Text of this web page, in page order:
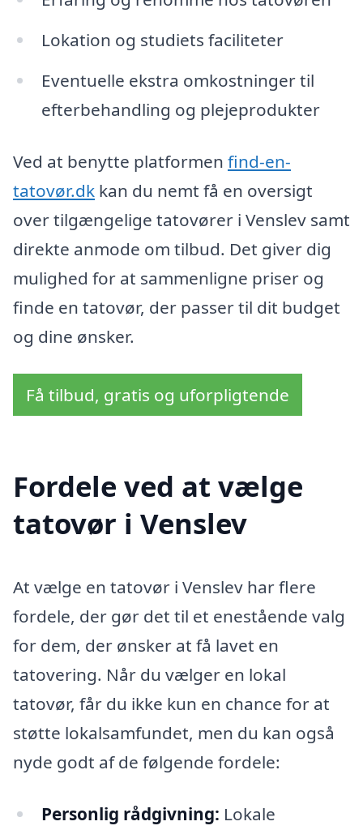
Lokation og studiets faciliteter
Eventuelle ekstra omkostninger til
efterbehandling og plejeprodukter
Ved at benytte platformen find-en-
tatovør.dk kan du nemt få en oversigt
over tilgængelige tatovører i Venslev samt
direkte anmode om tilbud. Det giver dig
mulighed for at sammenligne priser og
finde en tatovør, der passer til dit budget
og dine ønsker.
Få tilbud, gratis og uforpligtende
Fordele ved at vælge
tatovør i Venslev
At vælge en tatovør i Venslev har flere
fordele, der gør det til et enestående valg
for dem, der ønsker at få lavet en
tatovering. Når du vælger en lokal
tatovør, får du ikke kun en chance for at
støtte lokalsamfundet, men du kan også
nyde godt af de følgende fordele:
Personlig rådgivning: Lokale